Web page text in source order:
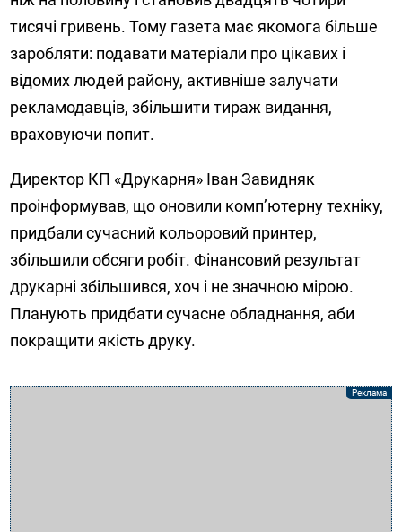
тисячі гривень. Тому газета має якомога більше
заробляти: подавати матеріали про цікавих і
відомих людей району, активніше залучати
рекламодавців, збільшити тираж видання,
враховуючи попит.
Директор КП «Друкарня» Іван Завидняк
проінформував, що оновили комп’ютерну техніку,
придбали сучасний кольоровий принтер,
збільшили обсяги робіт. Фінансовий результат
друкарні збільшився, хоч і не значною мірою.
Планують придбати сучасне обладнання, аби
покращити якість друку.